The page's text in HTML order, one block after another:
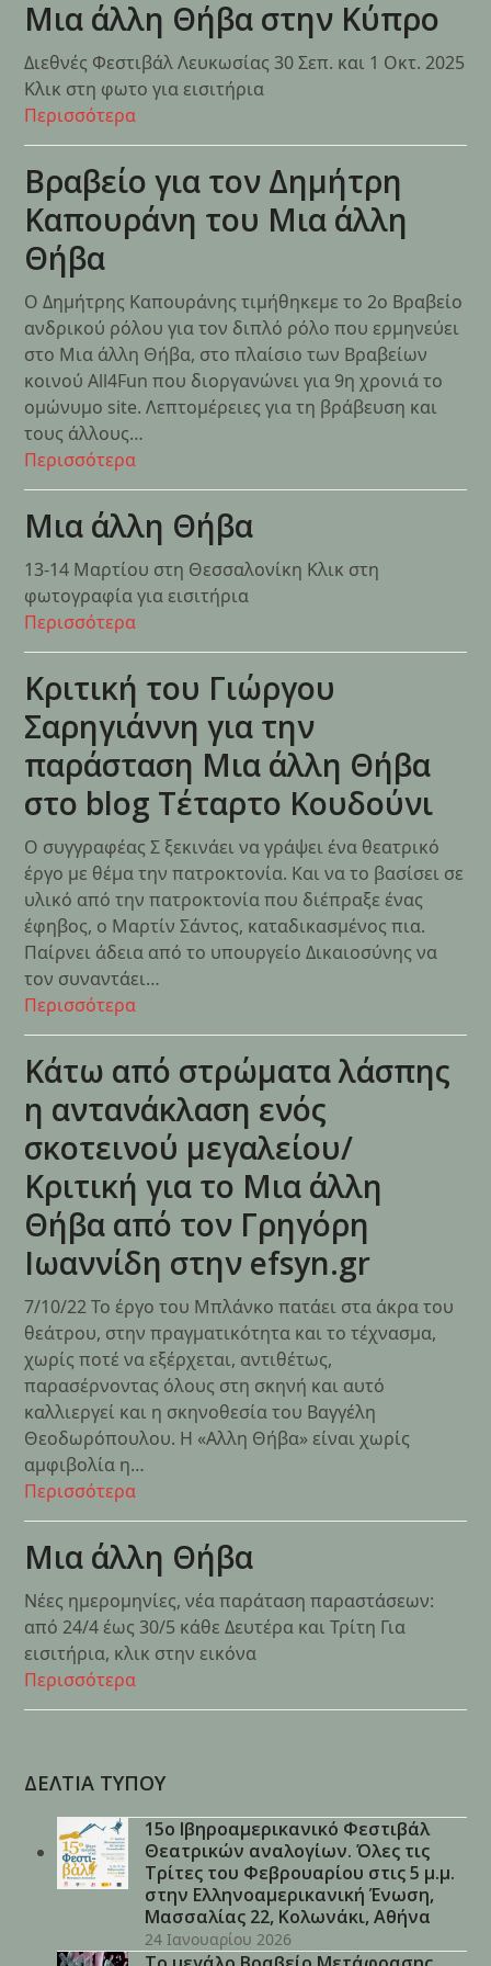
Μια άλλη Θήβα στην Κύπρο
Διεθνές Φεστιβάλ Λευκωσίας 30 Σεπ. και 1 Οκτ. 2025
Κλικ στη φωτο για εισιτήρια
Περισσότερα
Βραβείο για τον Δημήτρη
Καπουράνη του Μια άλλη
Θήβα
Ο Δημήτρης Καπουράνης τιμήθηκεμε το 2ο Βραβείο
ανδρικού ρόλου για τον διπλό ρόλο που ερμηνεύει
στο Μια άλλη Θήβα, στο πλαίσιο των Βραβείων
κοινού All4Fun που διοργανώνει για 9η χρονιά το
ομώνυμο site. Λεπτομέρειες για τη βράβευση και
τους άλλους…
Περισσότερα
Μια άλλη Θήβα
13-14 Μαρτίου στη Θεσσαλονίκη Κλικ στη
φωτογραφία για εισιτήρια
Περισσότερα
Κριτική του Γιώργου
Σαρηγιάννη για την
παράσταση Μια άλλη Θήβα
στο blog Τέταρτο Κουδούνι
Ο συγγραφέας Σ ξεκινάει να γράψει ένα θεατρικό
έργο με θέμα την πατροκτονία. Και να το βασίσει σε
υλικό από την πατροκτονία που διέπραξε ένας
έφηβος, ο Μαρτίν Σάντος, καταδικασμένος πια.
Παίρνει άδεια από το υπουργείο Δικαιοσύνης να
τον συναντάει…
Περισσότερα
Κάτω από στρώματα λάσπης
η αντανάκλαση ενός
σκοτεινού μεγαλείου/
Κριτική για το Μια άλλη
Θήβα από τον Γρηγόρη
Ιωαννίδη στην efsyn.gr
7/10/22 Το έργο του Μπλάνκο πατάει στα άκρα του
θεάτρου, στην πραγματικότητα και το τέχνασμα,
χωρίς ποτέ να εξέρχεται, αντιθέτως,
παρασέρνοντας όλους στη σκηνή και αυτό
καλλιεργεί και η σκηνοθεσία του Βαγγέλη
Θεοδωρόπουλου. Η «Αλλη Θήβα» είναι χωρίς
αμφιβολία η…
Περισσότερα
Μια άλλη Θήβα
Νέες ημερομηνίες, νέα παράταση παραστάσεων:
από 24/4 έως 30/5 κάθε Δευτέρα και Τρίτη Για
εισιτήρια, κλικ στην εικόνα
Περισσότερα
ΔΕΛΤΙΑ ΤΥΠΟΥ
15ο Ιβηροαμερικανικό Φεστιβάλ
Θεατρικών αναλογίων. Όλες τις
Τρίτες του Φεβρουαρίου στις 5 μ.μ.
στην Ελληνοαμερικανική Ένωση,
Μασσαλίας 22, Κολωνάκι, Αθήνα
24 Ιανουαρίου 2026